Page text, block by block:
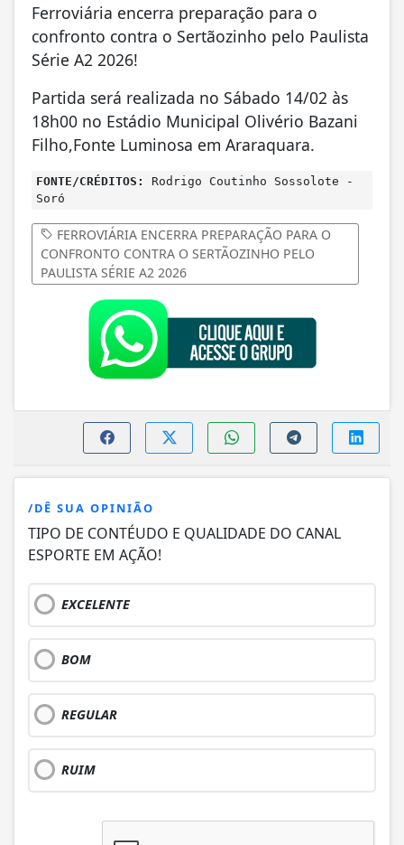
Ferroviária encerra preparação para o
confronto contra o Sertãozinho pelo Paulista
Série A2 2026!
Partida será realizada no Sábado 14/02 às
18h00 no Estádio Municipal Olivério Bazani
Filho,Fonte Luminosa em Araraquara.
FONTE/CRÉDITOS:
Rodrigo Coutinho Sossolote -
Soró
FERROVIÁRIA ENCERRA PREPARAÇÃO PARA O
CONFRONTO CONTRA O SERTÃOZINHO PELO
PAULISTA SÉRIE A2 2026
/DÊ SUA OPINIÃO
TIPO DE CONTÉUDO E QUALIDADE DO CANAL
ESPORTE EM AÇÃO!
EXCELENTE
BOM
REGULAR
RUIM